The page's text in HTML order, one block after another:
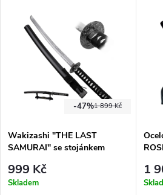
kovová záštita a dřevěná
pochva.
1 899 Kč
-47%
Wakizashi "THE LAST
SAMURAI" se stojánkem
999 Kč
Skladem
1